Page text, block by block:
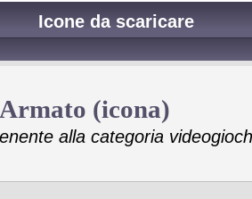
Icone da scaricare
(icona)
alla categoria